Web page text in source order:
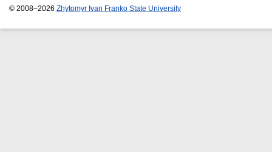
© 2008–2026 Zhytomyr Ivan Franko State University